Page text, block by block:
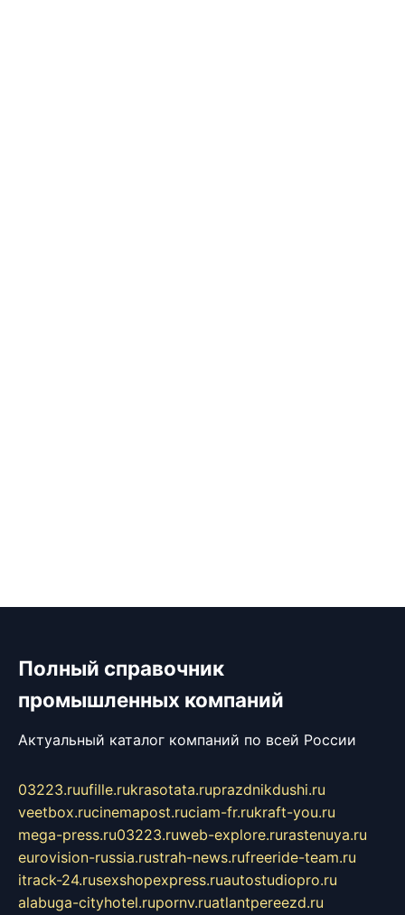
Полный справочник
промышленных компаний
Актуальный каталог компаний по всей России
03223.ruufille.rukrasotata.ruprazdnikdushi.ru
veetbox.rucinemapost.ruciam-fr.rukraft-you.ru
mega-press.ru03223.ruweb-explore.rurastenuya.ru
eurovision-russia.rustrah-news.rufreeride-team.ru
itrack-24.rusexshopexpress.ruautostudiopro.ru
alabuga-cityhotel.rupornv.ruatlantpereezd.ru